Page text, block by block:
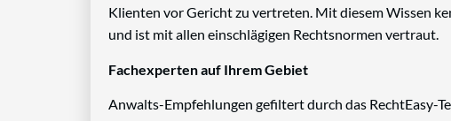
Klienten vor Gericht zu vertreten. Mit diesem Wissen
und ist mit allen einschlägigen Rechtsnormen vertraut.
Fachexperten auf Ihrem Gebiet
Anwalts-Empfehlungen gefiltert durch das RechtEasy-